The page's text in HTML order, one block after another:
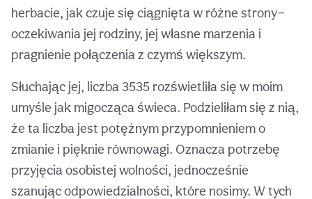
herbacie, jak czuje się ciągnięta w różne strony—
oczekiwania jej rodziny, jej własne marzenia i
pragnienie połączenia z czymś większym.
Słuchając jej, liczba 3535 rozświetliła się w moim
umyśle jak migocząca świeca. Podzieliłam się z nią,
że ta liczba jest potężnym przypomnieniem o
zmianie i pięknie równowagi. Oznacza potrzebę
przyjęcia osobistej wolności, jednocześnie
szanując odpowiedzialności, które nosimy. W tych